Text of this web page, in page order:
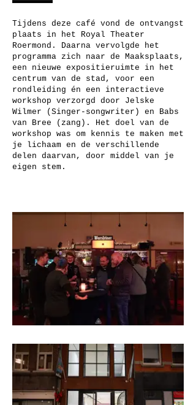
Tijdens deze café vond de ontvangst
plaats in het Royal Theater
Roermond. Daarna vervolgde het
programma zich naar de Maaksplaats,
een nieuwe expositieruimte in het
centrum van de stad, voor een
rondleiding én een interactieve
workshop verzorgd door Jelske
Wilmer (Singer-songwriter) en Babs
van Bree (zang). Het doel van de
workshop was om kennis te maken met
je lichaam en de verschillende
delen daarvan, door middel van je
eigen stem.